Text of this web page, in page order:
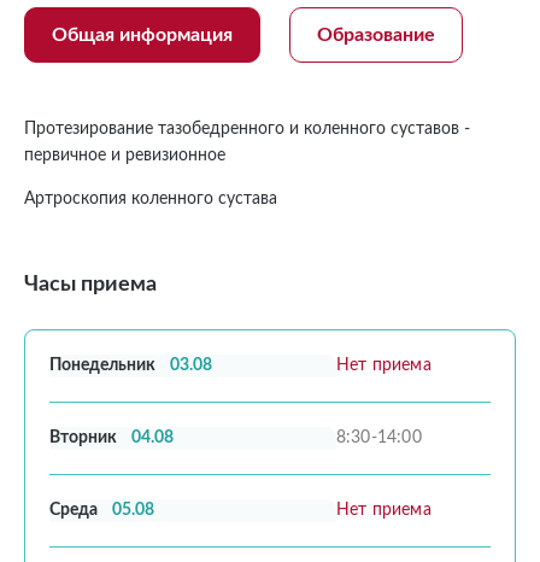
Общая информация Образование
Протезирование тазобедренного и коленного суставов -
первичное и ревизионное
Артроскопия коленного сустава
Часы приема
Понедельник 03.08 Нет приема
Вторник 04.08 8:30-14:00
Среда 05.08 Нет приема